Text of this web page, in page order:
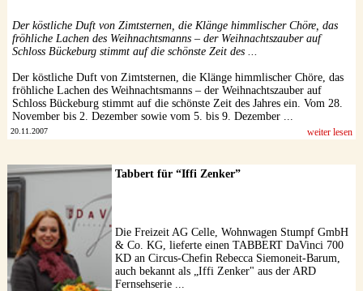
Der köstliche Duft von Zimtsternen, die Klänge himmlischer Chöre, das
fröhliche Lachen des Weihnachtsmanns – der Weihnachtszauber auf
Schloss Bückeburg stimmt auf die schönste Zeit des ...
Der köstliche Duft von Zimtsternen, die Klänge himmlischer Chöre, das
fröhliche Lachen des Weihnachtsmanns – der Weihnachtszauber auf
Schloss Bückeburg stimmt auf die schönste Zeit des Jahres ein. Vom 28.
November bis 2. Dezember sowie vom 5. bis 9. Dezember ...
20.11.2007 weiter lesen
Tabbert für “Iffi Zenker”
Die Freizeit AG Celle, Wohnwagen Stumpf GmbH
& Co. KG, lieferte einen TABBERT DaVinci 700
KD an Circus-Chefin Rebecca Siemoneit-Barum,
auch bekannt als „Iffi Zenker" aus der ARD
Fernsehserie ...